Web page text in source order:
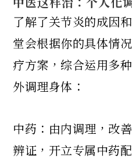
了解了关节炎的成因
堂会根据你的具体情
疗方案，综合运用多
外调理身体：
中药：由内调理，改
辨证，开立专属中药